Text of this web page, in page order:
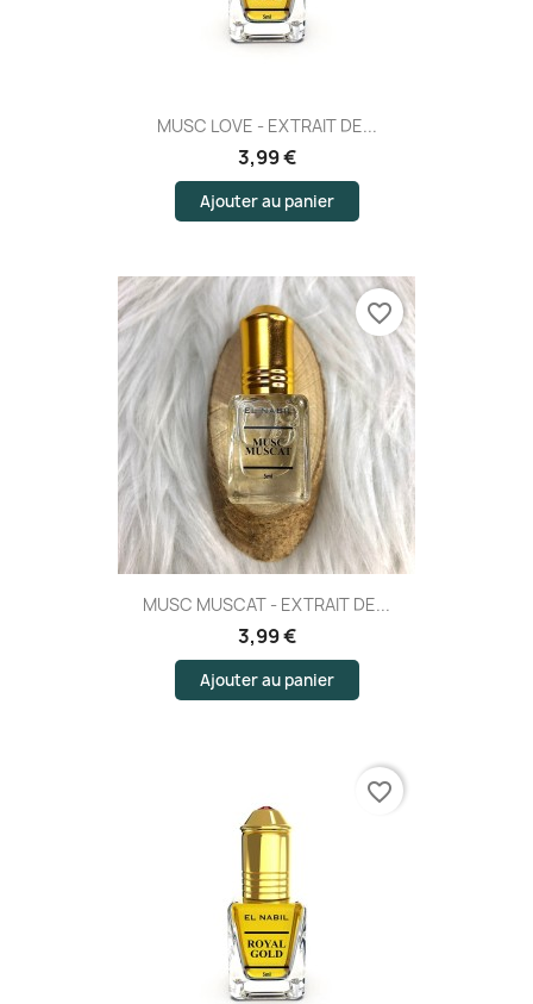
MUSC LOVE - EXTRAIT DE...
3,99 €
Ajouter au panier
MUSC MUSCAT - EXTRAIT DE...
3,99 €
Ajouter au panier
favorite_border
favorite_border